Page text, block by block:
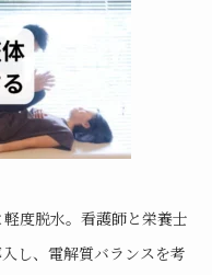
度脱水。看護師と栄養士
し、電解質バランスを考